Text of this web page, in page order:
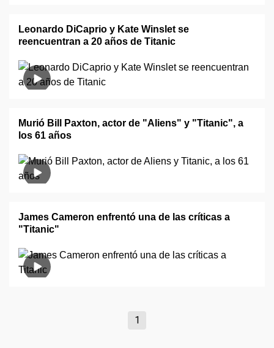
Leonardo DiCaprio y Kate Winslet se
reencuentran a 20 años de Titanic
Murió Bill Paxton, actor de "Aliens" y "Titanic", a
los 61 años
James Cameron enfrentó una de las críticas a
"Titanic"
1